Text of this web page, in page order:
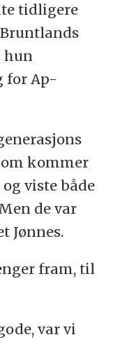
tidligere
hun
for Ap-
kommer
viste både
de var
Jønnes.
fram, til
var vi